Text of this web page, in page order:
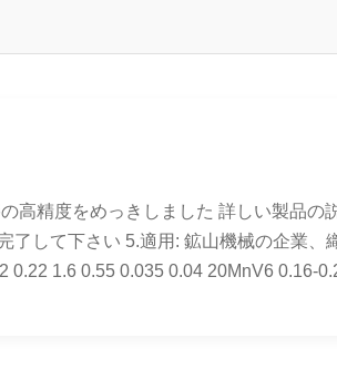
高精度をめっきしました 詳しい製品
了して下さい 5.適用: 鉱山機械の企業
0.22 1.6 0.55 0.035 0.04 20MnV6 0.16-